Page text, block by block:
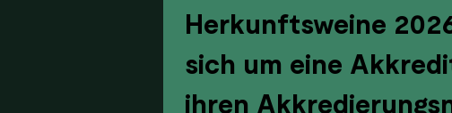
Herkunftsweine
sich um eine